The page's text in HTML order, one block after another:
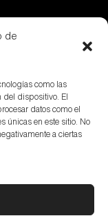
de
como las
del dispositivo. El
datos como el
únicas en este sitio. No
a ciertas